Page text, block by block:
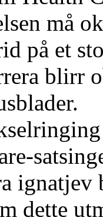
må
på et
blirr
ignatjev
dette